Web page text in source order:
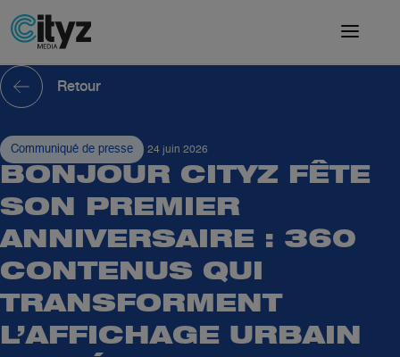
Retour
Communiqué de presse 24 juin 2026
BONJOUR CITYZ FÊTE
SON PREMIER
ANNIVERSAIRE : 360
CONTENUS QUI
TRANSFORMENT
L’AFFICHAGE URBAIN